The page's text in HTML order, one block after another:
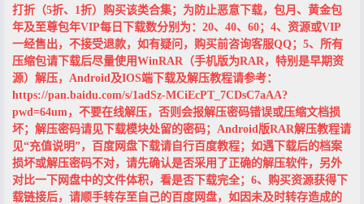
打折（5折、1折）购买该类合集；为防止恶意下载，包月、黄金包
年及至尊包年VIP每日下载数分别为：20、40、60；4、资源或VIP
一经售出，不接受退款，如有疑问，购买前咨询客服QQ；5、所有
压缩包请下载后尽量使用WinRAR（手机版为RAR，特别是早期资
源）解压，Android及IOS端下载及解压教程请参考：
https://pan.baidu.com/s/1adSz-MCiEcPT_7CDsC7aAA?
pwd=64um，不要在线解压，否则会报解压密码错误或压缩文档损
坏；解压密码请见下载模块处留的密码；Android版RAR解压教程请
见“充值说明”，百度网盘下载请自行百度教程；如遇下载后的档案
损坏或解压密码不对，请先确认是否采用了正确的解压软件，另外
对比一下网盘中的文件体积，看是否下载完全；6、购买资源获得下
载链接后，请顺手转存至自己的百度网盘，如因未及时转存造成的